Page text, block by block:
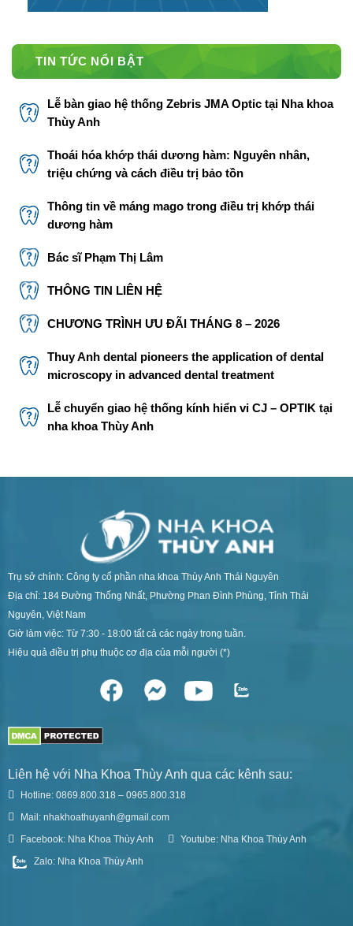
TIN TỨC NỔI BẬT
Lễ bàn giao hệ thống Zebris JMA Optic tại Nha khoa
Thùy Anh
Thoái hóa khớp thái dương hàm: Nguyên nhân,
triệu chứng và cách điều trị bảo tồn
Thông tin về máng mago trong điều trị khớp thái
dương hàm
Bác sĩ Phạm Thị Lâm
THÔNG TIN LIÊN HỆ
CHƯƠNG TRÌNH ƯU ĐÃI THÁNG 8 – 2026
Thuy Anh dental pioneers the application of dental
microscopy in advanced dental treatment
Lễ chuyển giao hệ thống kính hiển vi CJ – OPTIK tại
nha khoa Thùy Anh
Trụ sở chính: Công ty cổ phần nha khoa Thùy Anh Thái Nguyên
Địa chỉ: 184 Đường Thống Nhất, Phường Phan Đình Phùng, Tỉnh Thái
Nguyên, Việt Nam
Giờ làm việc: Từ 7:30 - 18:00 tất cả các ngày trong tuần.
Hiệu quả điều trị phụ thuộc cơ địa của mỗi người (*)
Liên hệ với Nha Khoa Thùy Anh qua các kênh sau:
Hotline: 0869.800.318 – 0965.800.318
Mail: nhakhoathuyanh@gmail.com
Facebook: Nha Khoa Thùy Anh
Youtube: Nha Khoa Thùy Anh
Zalo: Nha Khoa Thùy Anh